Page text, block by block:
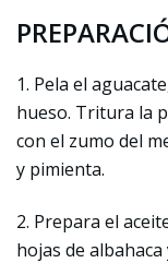
1. Pela el
hueso. Tritura la
con el zumo del
y pimienta.
2. Prepara el
hojas de